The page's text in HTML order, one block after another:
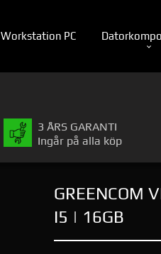
Workstation PC
3 ÅRS GARANTI
Ingår på alla köp
GREENCOM
I5 | 16GB